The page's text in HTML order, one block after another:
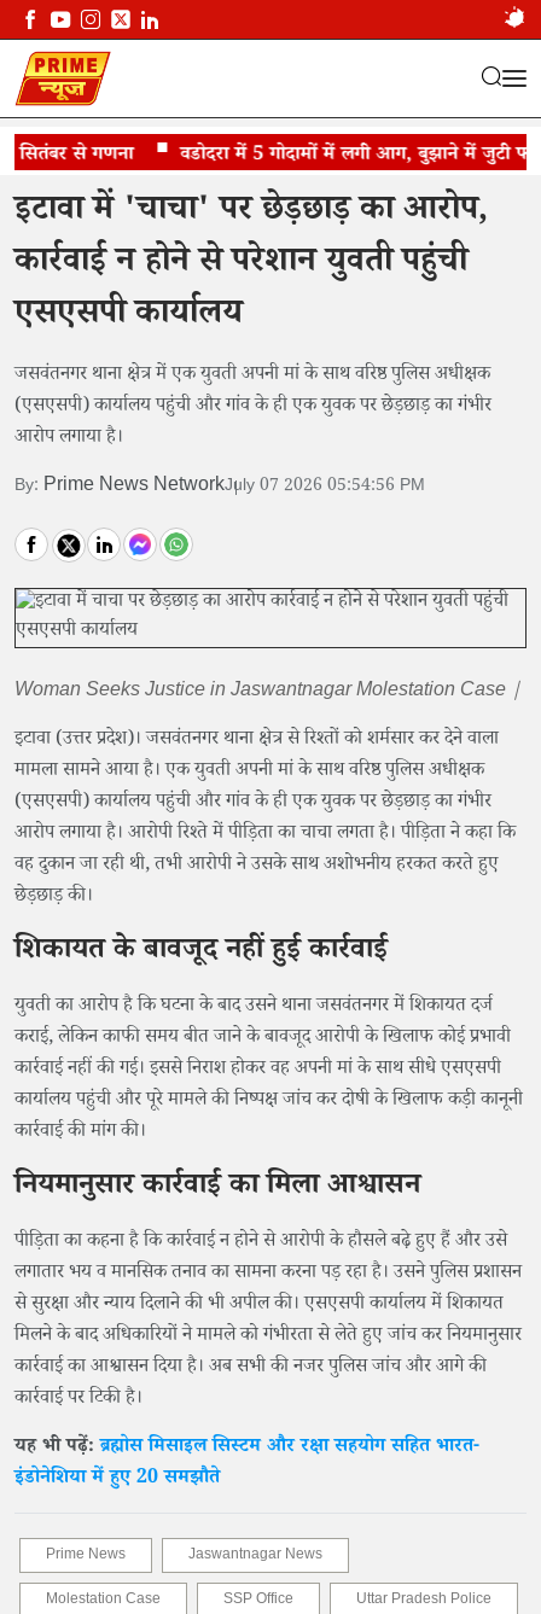
से गणना वडोदरा में 5 गोदामों में लगी आग, बुझाने में जुटी फायर
रिश्तों को शर्मसार करने वाला आरोप
इटावा में 'चाचा' पर छेड़छाड़ का आरोप,
कार्रवाई न होने से परेशान युवती पहुंची
एसएसपी कार्यालय
जसवंतनगर थाना क्षेत्र में एक युवती अपनी मां के साथ वरिष्ठ पुलिस अधीक्षक
(एसएसपी) कार्यालय पहुंची और गांव के ही एक युवक पर छेड़छाड़ का गंभीर
आरोप लगाया है।
By: Prime News NetworkJuly 07 2026 05:54:56 PM
Woman Seeks Justice in Jaswantnagar Molestation Case |
इटावा (उत्तर प्रदेश)। जसवंतनगर थाना क्षेत्र से रिश्तों को शर्मसार कर देने वाला
मामला सामने आया है। एक युवती अपनी मां के साथ वरिष्ठ पुलिस अधीक्षक
(एसएसपी) कार्यालय पहुंची और गांव के ही एक युवक पर छेड़छाड़ का गंभीर
आरोप लगाया है। आरोपी रिश्ते में पीड़िता का चाचा लगता है। पीड़िता ने कहा कि
वह दुकान जा रही थी, तभी आरोपी ने उसके साथ अशोभनीय हरकत करते हुए
छेड़छाड़ की।
शिकायत के बावजूद नहीं हुई कार्रवाई
युवती का आरोप है कि घटना के बाद उसने थाना जसवंतनगर में शिकायत दर्ज
कराई, लेकिन काफी समय बीत जाने के बावजूद आरोपी के खिलाफ कोई प्रभावी
कार्रवाई नहीं की गई। इससे निराश होकर वह अपनी मां के साथ सीधे एसएसपी
कार्यालय पहुंची और पूरे मामले की निष्पक्ष जांच कर दोषी के खिलाफ कड़ी कानूनी
कार्रवाई की मांग की।
नियमानुसार कार्रवाई का मिला आश्वासन
पीड़िता का कहना है कि कार्रवाई न होने से आरोपी के हौसले बढ़े हुए हैं और उसे
लगातार भय व मानसिक तनाव का सामना करना पड़ रहा है। उसने पुलिस प्रशासन
से सुरक्षा और न्याय दिलाने की भी अपील की। एसएसपी कार्यालय में शिकायत
मिलने के बाद अधिकारियों ने मामले को गंभीरता से लेते हुए जांच कर नियमानुसार
कार्रवाई का आश्वासन दिया है। अब सभी की नजर पुलिस जांच और आगे की
कार्रवाई पर टिकी है।
यह भी पढ़ें:ब्रह्मोस मिसाइल सिस्टम और रक्षा सहयोग सहित भारत-
इंडोनेशिया में हुए 20 समझौते
Prime News
Jaswantnagar News
Molestation Case
SSP Office
Uttar Pradesh Police